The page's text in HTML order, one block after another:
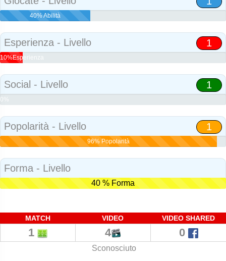
40% Abilità
Esperienza - Livello 1
10%Esperienza
Social - Livello 1
0%
Popolarità - Livello 1
96% Popolarità
Forma - Livello
40 % Forma
MATCH VIDEO VIDEO SHARED
1 4 0
Sconosciuto